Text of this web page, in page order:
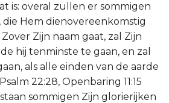
is: overal zullen er sommigen
Hem dienovereenkomstig
Zijn naam gaat, zal Zijn
hij tenminste te gaan, en zal
als alle einden van de aarde
22:28, Openbaring 11:15
sommigen Zijn glorierijken